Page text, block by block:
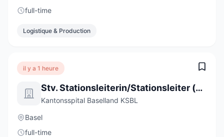
full-time
Logistique & Production
il y a 1 heure
Stv. Stationsleiterin/Stationsleiter (a) 80-100%
Kantonsspital Baselland KSBL
Basel
full-time